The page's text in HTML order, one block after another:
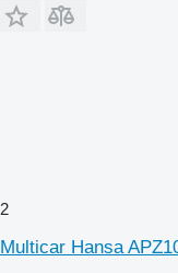
2
Multicar Hansa